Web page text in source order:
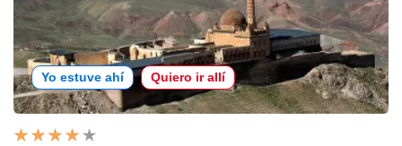
Yo estuve ahí Quiero ir allí